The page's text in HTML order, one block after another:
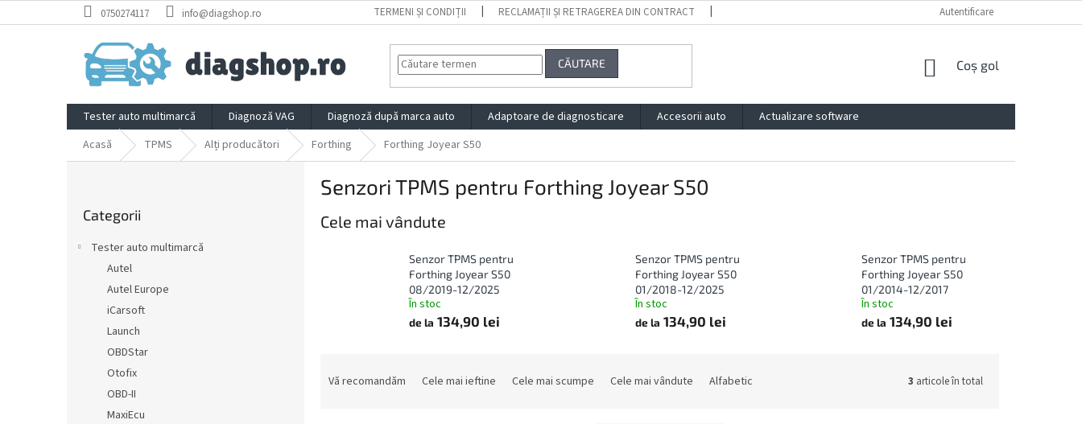
la
0750274117 info@diagshop.ro TERMENI ȘI CONDIȚII RECLAMAȚII ȘI RETRAGEREA DIN CONTRACT IMPRESSUM
Autentificare
CĂUTARE
COŞ
CUMPĂRĂTURI
Coş gol
Tester auto multimarcă Diagnoză VAG Diagnoză după marca auto Adaptoare de diagnosticare Accesorii auto
Actualizare software
Acasă
TPMS Alți producători Forthing Forthing Joyear S50
peste
Categorii
Tester auto multimarcă
Autel
Autel Europe
iCarsoft
Launch
OBDStar
Otofix
OBD-II
MaxiEcu
Senzori TPMS pentru Forthing Joyear S50
Cele mai vândute
Senzor TPMS pentru
Forthing Joyear S50
08/2019-12/2025
În stoc
de la 134,90 lei
Senzor TPMS pentru
Forthing Joyear S50
01/2018-12/2025
În stoc
de la 134,90 lei
Senzor TPMS pentru
Forthing Joyear S50
01/2014-12/2017
În stoc
de la 134,90 lei
Vă recomandăm Cele mai ieftine Cele mai scumpe Cele mai vândute Alfabetic 3 articole în total